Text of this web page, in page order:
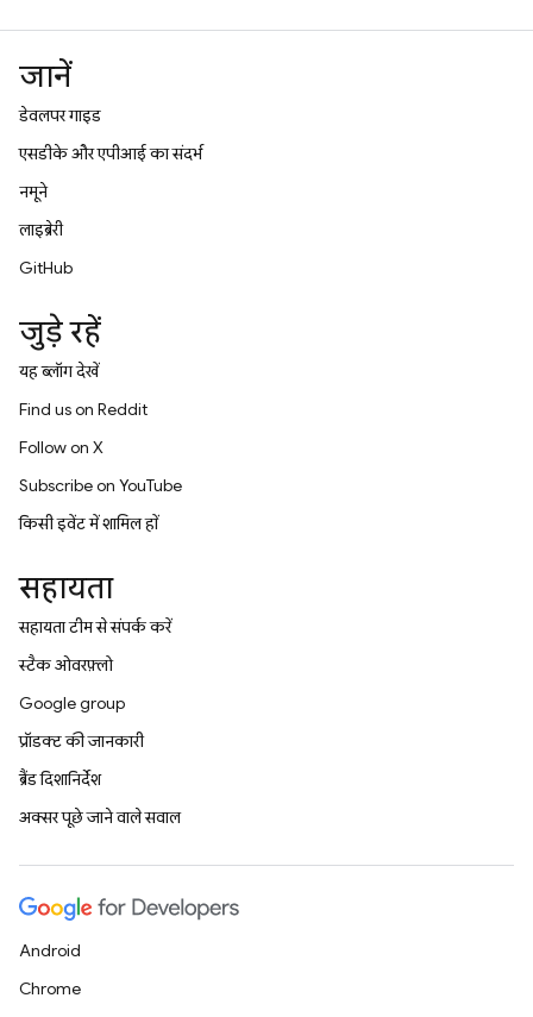
जानें
डेवलपर गाइड
एसडीके और एपीआई का संदर्भ
नमूने
लाइब्रेरी
GitHub
जुड़े रहें
यह ब्लॉग देखें
Find us on Reddit
Follow on X
Subscribe on YouTube
किसी इवेंट में शामिल हों
सहायता
सहायता टीम से संपर्क करें
स्टैक ओवरफ़्लो
Google group
प्रॉडक्ट की जानकारी
ब्रैंड दिशानिर्देश
अक्सर पूछे जाने वाले सवाल
Android
Chrome